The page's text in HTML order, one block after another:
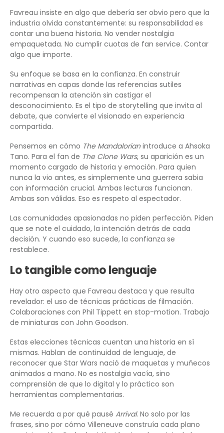
Favreau insiste en algo que debería ser obvio pero que la
industria olvida constantemente: su responsabilidad es
contar una buena historia. No vender nostalgia
empaquetada. No cumplir cuotas de fan service. Contar
algo que importe.
Su enfoque se basa en la confianza. En construir
narrativas en capas donde las referencias sutiles
recompensan la atención sin castigar el
desconocimiento. Es el tipo de storytelling que invita al
debate, que convierte el visionado en experiencia
compartida.
Pensemos en cómo The Mandalorianintroduce a Ahsoka
Tano. Para el fan de The Clone Wars, su aparición es un
momento cargado de historia y emoción. Para quien
nunca la vio antes, es simplemente una guerrera sabia
con información crucial. Ambas lecturas funcionan.
Ambas son válidas. Eso es respeto al espectador.
Las comunidades apasionadas no piden perfección. Piden
que se note el cuidado, la intención detrás de cada
decisión. Y cuando eso sucede, la confianza se
restablece.
Lo tangible como lenguaje
Hay otro aspecto que Favreau destaca y que resulta
revelador: el uso de técnicas prácticas de filmación.
Colaboraciones con Phil Tippett en stop-motion. Trabajo
de miniaturas con John Goodson.
Estas elecciones técnicas cuentan una historia en sí
mismas. Hablan de continuidad de lenguaje, de
reconocer que Star Wars nació de maquetas y muñecos
animados a mano. No es nostalgia vacía, sino
comprensión de que lo digital y lo práctico son
herramientas complementarias.
Me recuerda a por qué pausé Arrival. No solo por las
frases, sino por cómo Villeneuve construía cada plano